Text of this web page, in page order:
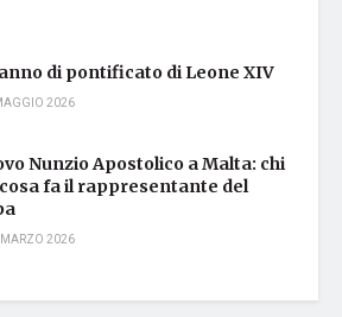
di pontificato di Leone XIV
2026
Nunzio Apostolico a Malta: chi
cosa fa il rappresentante del
2026